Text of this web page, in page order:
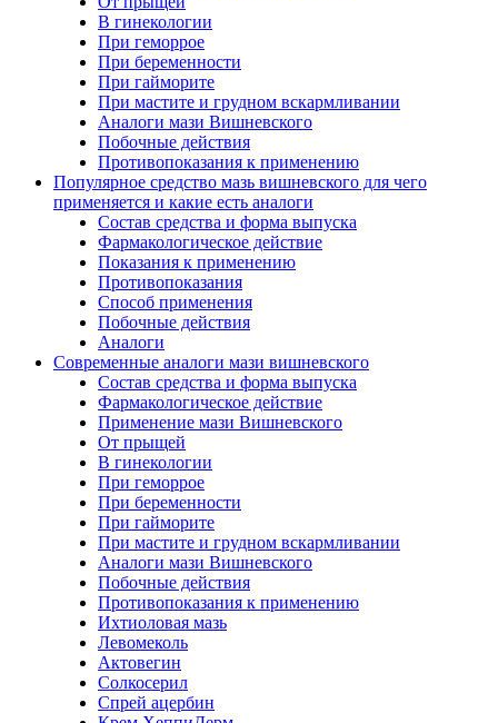
В гинекологии
При геморрое
При беременности
При гайморите
При мастите и грудном вскармливании
Аналоги мази Вишневского
Побочные действия
Противопоказания к применению
Популярное средство мазь вишневского для чего
применяется и какие есть аналоги
Состав средства и форма выпуска
Фармакологическое действие
Показания к применению
Противопоказания
Способ применения
Побочные действия
Аналоги
Современные аналоги мази вишневского
Состав средства и форма выпуска
Фармакологическое действие
Применение мази Вишневского
От прыщей
В гинекологии
При геморрое
При беременности
При гайморите
При мастите и грудном вскармливании
Аналоги мази Вишневского
Побочные действия
Противопоказания к применению
Ихтиоловая мазь
Левомеколь
Актовегин
Солкосерил
Спрей ацербин